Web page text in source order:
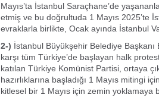
Mayıs’ta İstanbul Saraçhane’de
etmiş ve bu doğrultuda 1 Mayıs 2025’te
evraklarla birlikte, Ocak ayında İstanbul
2-) İstanbul Büyükşehir Belediye Başkanı
karşı tüm Türkiye’de başlayan halk
katılan Türkiye Komünist Partisi, ortaya
hazırlıklarına başladığı 1 Mayıs mitingi
kitlesel bir 1 Mayıs için zemin yoklamaya